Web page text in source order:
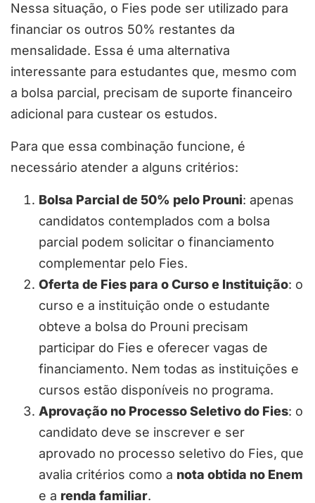
Nessa situação, o Fies pode ser utilizado para
financiar os outros 50% restantes da
mensalidade. Essa é uma alternativa
interessante para estudantes que, mesmo com
a bolsa parcial, precisam de suporte financeiro
adicional para custear os estudos.
Para que essa combinação funcione, é
necessário atender a alguns critérios:
Bolsa Parcial de 50% pelo Prouni: apenas
candidatos contemplados com a bolsa
parcial podem solicitar o financiamento
complementar pelo Fies.
Oferta de Fies para o Curso e Instituição: o
curso e a instituição onde o estudante
obteve a bolsa do Prouni precisam
participar do Fies e oferecer vagas de
financiamento. Nem todas as instituições e
cursos estão disponíveis no programa.
Aprovação no Processo Seletivo do Fies: o
candidato deve se inscrever e ser
aprovado no processo seletivo do Fies, que
avalia critérios como a nota obtida no Enem
e a renda familiar.